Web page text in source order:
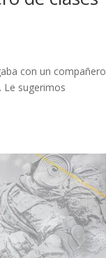
con un compañero
Le sugerimos